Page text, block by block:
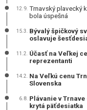
12.9. Trnavský plavecký
bola úspešná
15.3. Bývalý špičkový
oslavuje
11.2. Účasť na Veľkej
reprezentanti
14.2. Na Veľkú cenu
Slovenska
6.8. Plávanie v
krytá päťdesiatka